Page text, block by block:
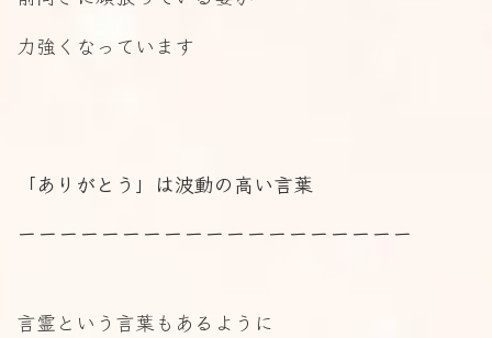
力強くなっています
「ありがとう」は波動の高い言葉
ーーーーーーーーーーーーーーーーーーー
言霊という言葉もあるように